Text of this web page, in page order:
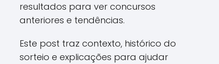
resultados para ver concursos
anteriores e tendências.
Este post traz contexto, histórico do
sorteio e explicações para ajudar